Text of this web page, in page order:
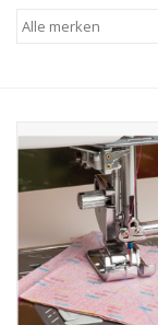
Opbergsystemen
Stoffen
Breien en haken
Handwerk